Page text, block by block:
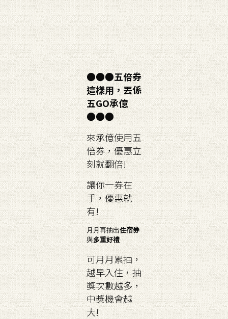
●●●五倍券
這樣用，丟係
五GO承億
●●●
來承億使用五
倍券，優惠立
刻就翻倍!
讓你一券在
手，優惠就
有!
月月再抽出住宿券
與多重好禮
可月月累抽，
越早入住，抽
獎次數越多，
中獎機會越
大!